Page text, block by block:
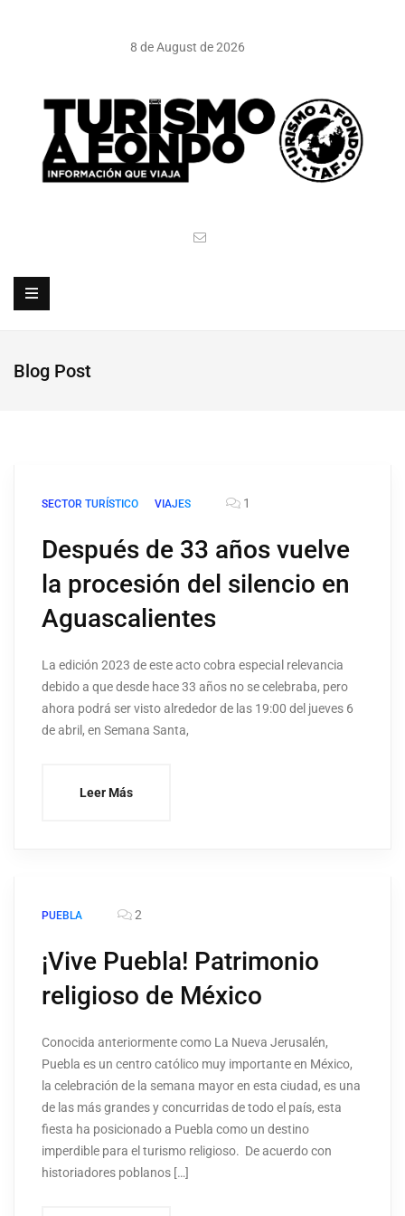
8 de August de 2026
Blog Post
SECTOR TURÍSTICO VIAJES 1
Después de 33 años vuelve
la procesión del silencio en
Aguascalientes
La edición 2023 de este acto cobra especial relevancia
debido a que desde hace 33 años no se celebraba, pero
ahora podrá ser visto alrededor de las 19:00 del jueves 6
de abril, en Semana Santa,
Leer Más
PUEBLA 2
¡Vive Puebla! Patrimonio
religioso de México
Conocida anteriormente como La Nueva Jerusalén,
Puebla es un centro católico muy importante en México,
la celebración de la semana mayor en esta ciudad, es una
de las más grandes y concurridas de todo el país, esta
fiesta ha posicionado a Puebla como un destino
imperdible para el turismo religioso. De acuerdo con
historiadores poblanos […]